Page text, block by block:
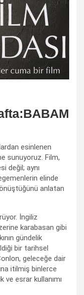
esinlenen
sunuyoruz. Film,
değil; aynı
elinde
anlatan
İngiliz
karabasan gibi
gündelik
bir tarihsel
geleceğe dair
itilmiş binlerce
ve esrar kullanımı